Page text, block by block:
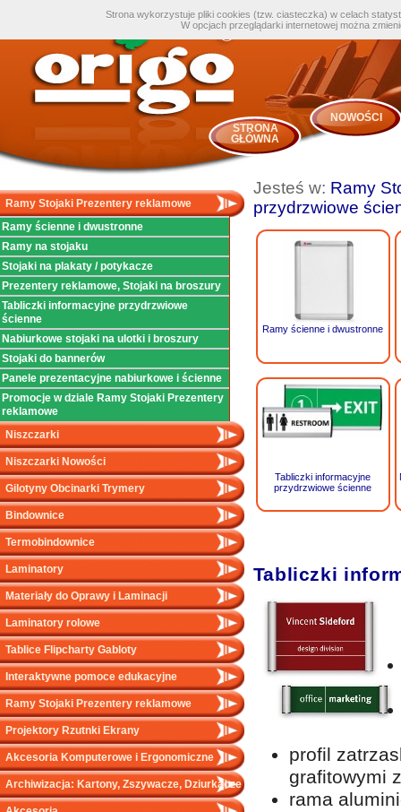
Strona wykorzystuje pliki cookies (tzw. ciasteczka) w celach
W opcjach przeglądarki internetowej można
STRONA
GŁÓWNA
NOWOŚCI
Ramy Stojaki Prezentery reklamowe
Ramy ścienne i dwustronne
Ramy na stojaku
Stojaki na plakaty / potykacze
Prezentery reklamowe, Stojaki na broszury
Tabliczki informacyjne przydrzwiowe
ścienne
Nabiurkowe stojaki na ulotki i broszury
Stojaki do bannerów
Panele prezentacyjne nabiurkowe i ścienne
Promocje w dziale Ramy Stojaki Prezentery
reklamowe
Niszczarki
Niszczarki Nowości
Gilotyny Obcinarki Trymery
Bindownice
Termobindownice
Laminatory
Materiały do Oprawy i Laminacji
Laminatory rolowe
Tablice Flipcharty Gabloty
Interaktywne pomoce edukacyjne
Ramy Stojaki Prezentery reklamowe
Projektory Rzutnki Ekrany
Akcesoria Komputerowe i Ergonomiczne
Archiwizacja: Kartony, Zszywacze, Dziurkacze
Jesteś w: Ramy
przydrzwiowe
Ramy ścienne i dwustronne
Tabliczki informacyjne
przydrzwiowe ścienne
Tabliczki
profil
grafitowymi
rama